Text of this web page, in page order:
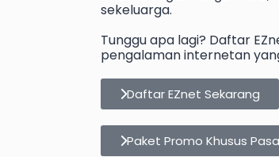
sekeluarga.
Tunggu apa lagi? Daftar
pengalaman internetan
Daftar EZnet Sekarang
Paket Promo Khusus